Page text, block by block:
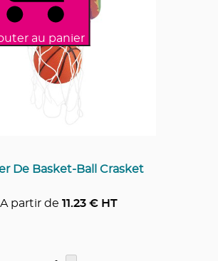
au panier
De Basket-Ball Crasket
A partir de 11.23€ HT